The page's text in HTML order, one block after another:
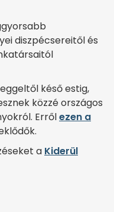
diszpécsereitől és
késő estig,
közzé országos
Errőlezen a
a Kiderül